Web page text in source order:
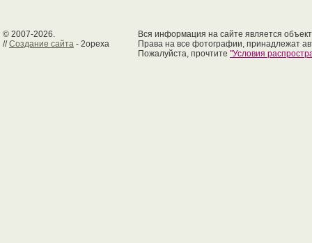
© 2007-2026.
//Создание сайта - 2opexa
Вся информация на сайте является
Права на все фотографии, принадлежат
Пожалуйста, прочтите "Условия